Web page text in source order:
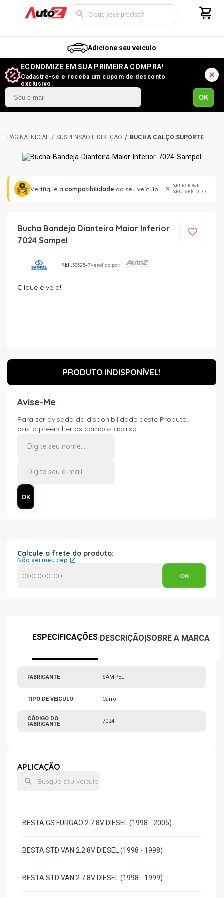
Adicione seu veículo
ECONOMIZE EM SUA PRIMEIRA COMPRA!
Cadastre-se e receba um cupom de desconto
exclusivo.
OK
SUSPENSÃO E DIREÇÃO BUCHA CALÇO SUPORTE
Verifique a compatibilidade do seu veículo
SELECIONE
SEU VEÍCULO
Bucha Bandeja Dianteira Maior Inferior
7024 Sampel
REF:3852547Vendido por:
Clique e veja!
PRODUTO INDISPONÍVEL!
Avise-Me
Para ser avisado da disponibilidade deste Produto,
basta preencher os campos abaixo.
Calcule o frete do produto:
Não sei meu cep
ESPECIFICAÇÕES|DESCRIÇÃO|SOBRE A MARCA
FABRICANTE SAMPEL
TIPO DE VEÍCULO Carro
CÓDIGO DO
FABRICANTE
7024
APLICAÇÃO
BESTA GS FURGAO 2.7 8V DIESEL (1998 - 2005)
BESTA STD VAN 2.2 8V DIESEL (1998 - 1998)
BESTA STD VAN 2.7 8V DIESEL (1998 - 1999)